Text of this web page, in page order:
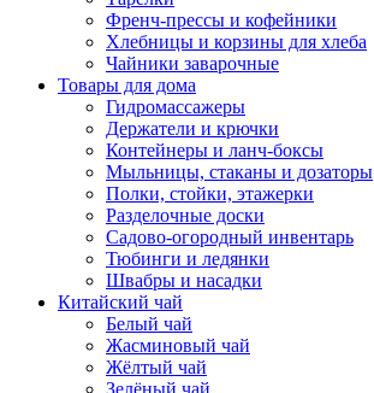
Френч-прессы и кофейники
Хлебницы и корзины для хлеба
Чайники заварочные
Товары для дома
Гидромассажеры
Держатели и крючки
Контейнеры и ланч-боксы
Мыльницы, стаканы и дозаторы
Полки, стойки, этажерки
Разделочные доски
Садово-огородный инвентарь
Тюбинги и ледянки
Швабры и насадки
Китайский чай
Белый чай
Жасминовый чай
Жёлтый чай
Зелёный чай